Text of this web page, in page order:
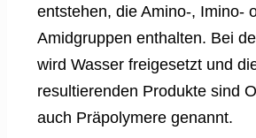
entstehen, die Amino-, Imino-
Amidgruppen enthalten. Bei
wird Wasser freigesetzt und
resultierenden Produkte sind
auch Präpolymere genannt.